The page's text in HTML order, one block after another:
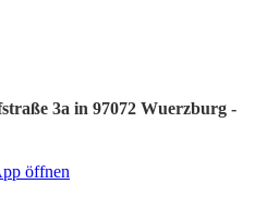
3a in 97072 Wuerzburg -
öffnen